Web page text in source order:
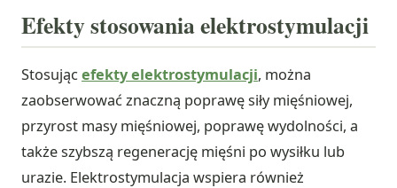
Efekty stosowania elektrostymulacji
Stosującefekty elektrostymulacji, można
zaobserwować znaczną poprawę siły mięśniowej,
przyrost masy mięśniowej, poprawę wydolności, a
także szybszą regenerację mięśni po wysiłku lub
urazie. Elektrostymulacja wspiera również